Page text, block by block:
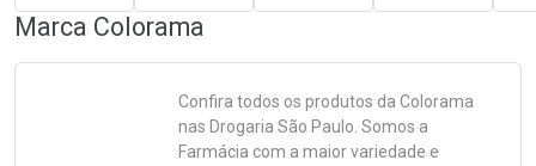
Marca Colorama
Confira todos os produtos da Colorama
nas Drogaria São Paulo. Somos a
Farmácia com a maior variedade e